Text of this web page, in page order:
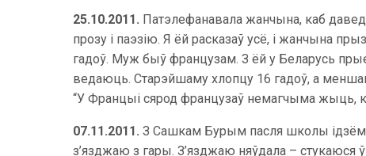
25.10.2011. Патэлефанавала жанчына, каб
прозу і паэзію. Я ёй расказаў усё, і жанчына
гадоў. Муж быў французам. З ёй у Беларусь
ведаюць. Старэйшаму хлопцу 16 гадоў, а
“У Францыі сярод французаў немагчыма жыць,
07.11.2011. З Сашкам Бурым пасля школы ідзём
з’язджаю з гары. З’язджаю няўдала – стукаюся